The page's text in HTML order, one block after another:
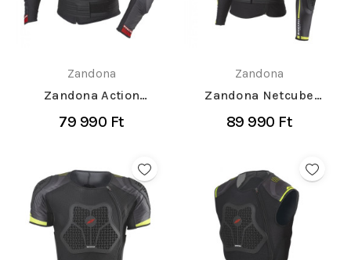
Zandona
Zandona Action
79 990 Ft
Zandona
Zandona Netcube
89 990 Ft